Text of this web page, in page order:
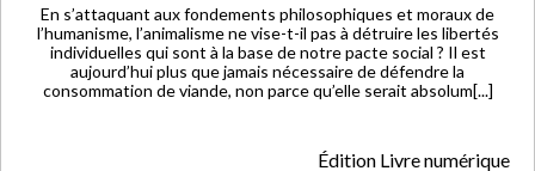
En s’attaquant aux fondements philosophiques et moraux de
l’humanisme, l’animalisme ne vise-t-il pas à détruire les libertés
individuelles qui sont à la base de notre pacte social ? Il est
aujourd’hui plus que jamais nécessaire de défendre la
consommation de viande, non parce qu’elle serait absolum[...]
Édition Livre numérique